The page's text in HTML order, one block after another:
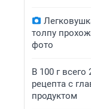
толпу
фото
В 100 г всего
рецепта с
продуктом